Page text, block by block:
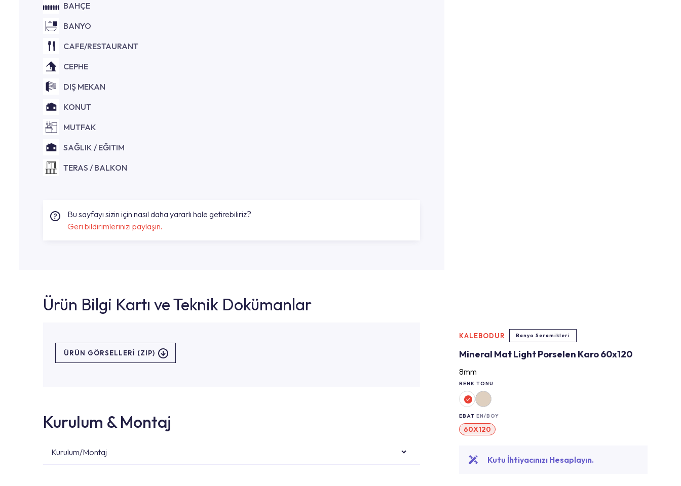
KALEBODUR Banyo Seramikleri
Mineral Mat Light Porselen Karo 60x120
8mm
RENK TONU
EBAT EN/BOY
60X120
Kutu İhtiyacınızı Hesaplayın.
BAHÇE
BANYO
CAFE/RESTAURANT
CEPHE
DIŞ MEKAN
KONUT
MUTFAK
SAĞLIK / EĞITIM
TERAS / BALKON
Bu sayfayı sizin için nasıl daha yararlı hale getirebiliriz?
Geri bildirimlerinizi paylaşın.
Ürün Bilgi Kartı ve Teknik Dokümanlar
ÜRÜN GÖRSELLERI (ZIP)
Kurulum & Montaj
Kurulum/Montaj